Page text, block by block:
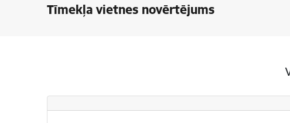
Tīmekļa vietnes novērtējums
Vai šī informācija bija noderīga?